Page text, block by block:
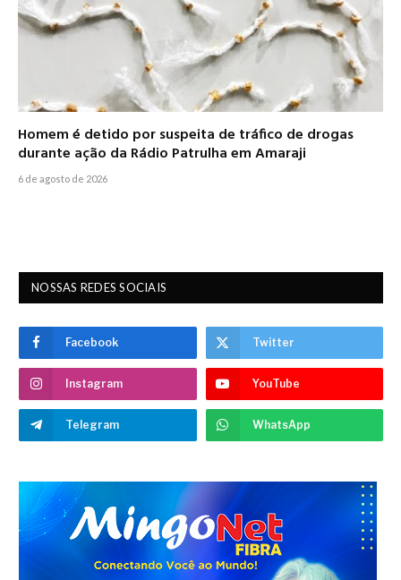
Homem é detido por suspeita de tráfico de drogas
durante ação da Rádio Patrulha em Amaraji
6 de agosto de 2026
NOSSAS REDES SOCIAIS
Facebook Twitter
Instagram YouTube
Telegram WhatsApp